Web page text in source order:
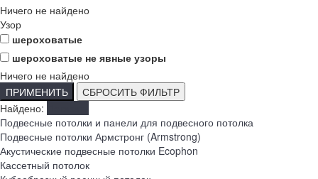
Ничего не найдено
Узор
шероховатые
шероховатые не явные узоры
Ничего не найдено
ПРИМЕНИТЬ
СБРОСИТЬ ФИЛЬТР
Найдено:
Подвесные потолки и панели для подвесного потолка
Подвесные потолки Армстронг (Armstrong)
Акустические подвесные потолки Ecophon
Кассетный потолок